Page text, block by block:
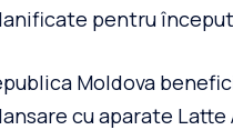
pentru
Moldova
cu aparate